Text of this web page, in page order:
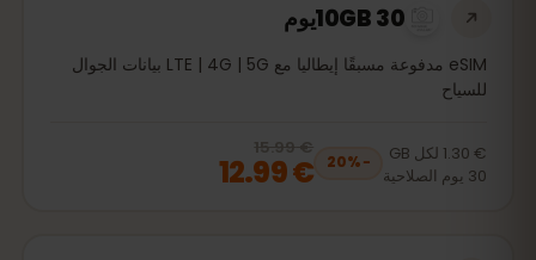
10GB 30يوم
eSIM مدفوعة مسبقًا إيطاليا مع LTE | 4G | 5G بيانات الجوال
للسياح
€ 1.30 لكل GB
30 يوم الصلاحية
−
20%
20% off, was
€ 12.99 € 15.99
€ 12.99